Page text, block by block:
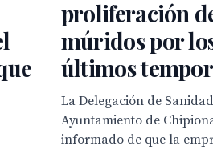
proliferación
múridos por
últimos
La Delegación de
Ayuntamiento de
informado de que la